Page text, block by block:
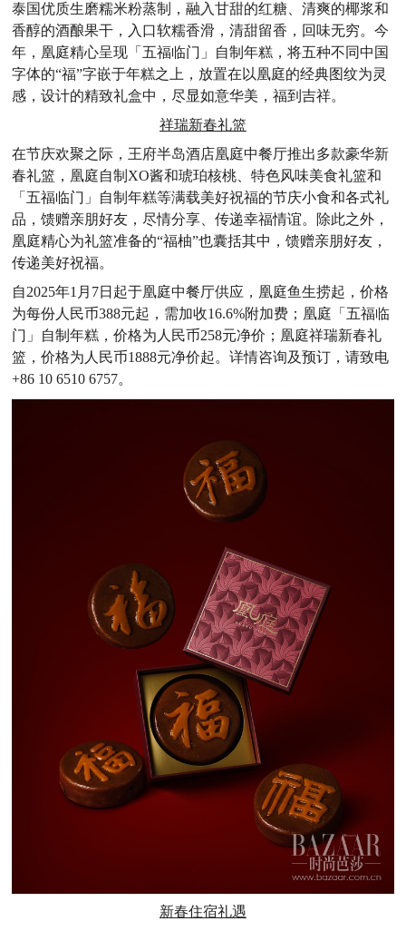
泰国优质生磨糯米粉蒸制，融入甘甜的红糖、清爽的椰浆和
香醇的酒酿果干，入口软糯香滑，清甜留香，回味无穷。今
年，凰庭精心呈现「五福临门」自制年糕，将五种不同中国
字体的“福”字嵌于年糕之上，放置在以凰庭的经典图纹为灵
感，设计的精致礼盒中，尽显如意华美，福到吉祥。
祥瑞新春礼篮
在节庆欢聚之际，王府半岛酒店凰庭中餐厅推出多款豪华新
春礼篮，凰庭自制XO酱和琥珀核桃、特色风味美食礼篮和
「五福临门」自制年糕等满载美好祝福的节庆小食和各式礼
品，馈赠亲朋好友，尽情分享、传递幸福情谊。除此之外，
凰庭精心为礼篮准备的“福柚”也囊括其中，馈赠亲朋好友，
传递美好祝福。
自2025年1月7日起于凰庭中餐厅供应，凰庭鱼生捞起，价格
为每份人民币388元起，需加收16.6%附加费；凰庭「五福临
门」自制年糕，价格为人民币258元净价；凰庭祥瑞新春礼
篮，价格为人民币1888元净价起。详情咨询及预订，请致电
+86 10 6510 6757。
新春住宿礼遇